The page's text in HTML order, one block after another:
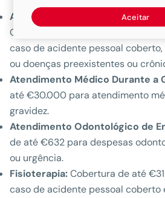
Atendimento Médico em Caso
Cobertura de até €30.000 para
caso de acidente pessoal
ou doenças preexistentes ou
Atendimento Médico Durante a
até €30.000 para atendimento
gravidez.
Atendimento Odontológico de
de até €632 para despesas
ou urgência.
Fisioterapia:Cobertura de até
caso de acidente pessoal coberto
Aceitar